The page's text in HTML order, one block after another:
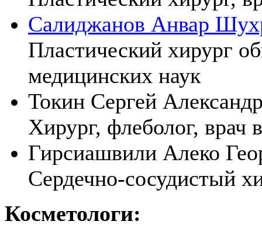
Салиджанов Анвар
Пластический хирург
медицинских наук
Токин Сергей
Хирург, флеболог, врач
Гирсиашвили Алеко
Сердечно-сосудистый
Косметологи: